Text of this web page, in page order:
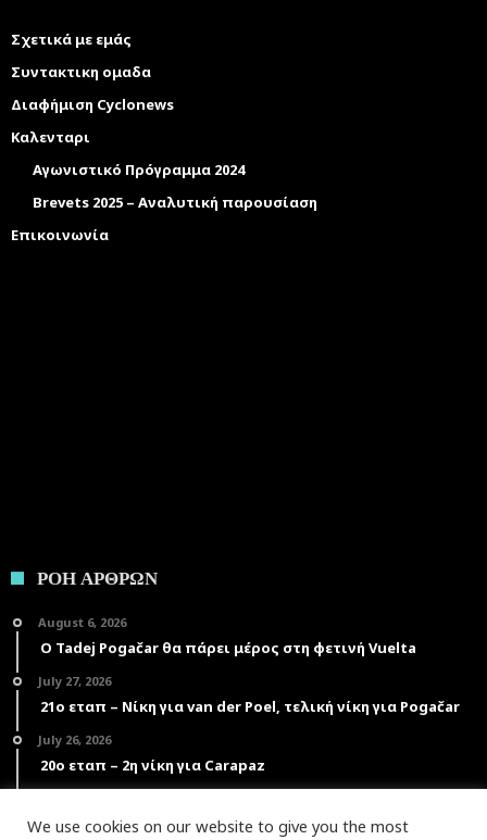
Σχετικά με εμάς
Συντακτικη ομαδα
Διαφήμιση Cyclonews
Καλενταρι
Αγωνιστικό Πρόγραμμα 2024
Brevets 2025 – Αναλυτική παρουσίαση
Επικοινωνία
ΡΟΗ ΑΡΘΡΩΝ
August 6, 2026
Ο Tadej Pogačar θα πάρει μέρος στη φετινή Vuelta
July 27, 2026
21ο εταπ – Νίκη για van der Poel, τελική νίκη για Pogačar
July 26, 2026
20ο εταπ – 2η νίκη για Carapaz
19ο εταπ – Πέμπτη νίκη για Pogačar
We use cookies on our website to give you the most